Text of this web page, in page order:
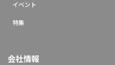
イベント
特集
会社情報